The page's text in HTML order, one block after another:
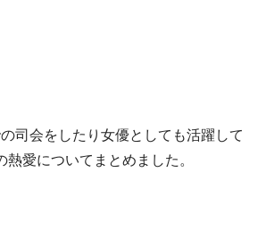
司会をしたり女優としても活躍して
愛についてまとめました。